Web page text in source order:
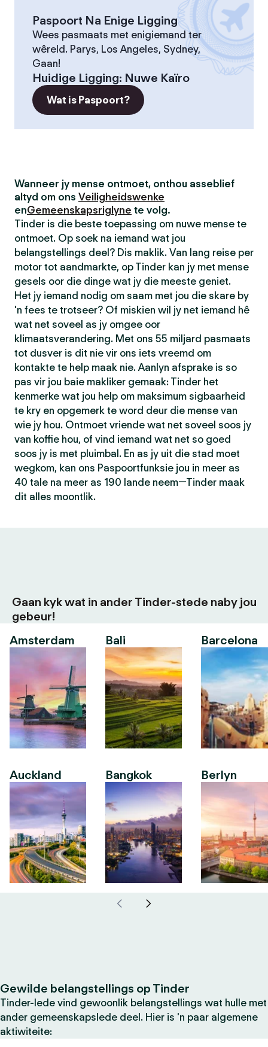
Paspoort Na Enige Ligging
Wees pasmaats met enigiemand ter
wêreld. Parys, Los Angeles, Sydney,
Gaan!
Huidige Ligging: Nuwe Kaïro
Wat is Paspoort?
Wanneer jy mense ontmoet, onthou asseblief
altyd om ons Veiligheidswenke
enGemeenskapsriglyne te volg.
Tinder is die beste toepassing om nuwe mense te
ontmoet. Op soek na iemand wat jou
belangstellings deel? Dis maklik. Van lang reise per
motor tot aandmarkte, op Tinder kan jy met mense
gesels oor die dinge wat jy die meeste geniet.
Het jy iemand nodig om saam met jou die skare by
'n fees te trotseer? Of miskien wil jy net iemand hê
wat net soveel as jy omgee oor
klimaatsverandering. Met ons 55 miljard pasmaats
tot dusver is dit nie vir ons iets vreemd om
kontakte te help maak nie. Aanlyn afsprake is so
pas vir jou baie makliker gemaak: Tinder het
kenmerke wat jou help om maksimum sigbaarheid
te kry en opgemerk te word deur die mense van
wie jy hou. Ontmoet vriende wat net soveel soos jy
van koffie hou, of vind iemand wat net so goed
soos jy is met pluimbal. En as jy uit die stad moet
wegkom, kan ons Paspoortfunksie jou in meer as
40 tale na meer as 190 lande neem—Tinder maak
dit alles moontlik.
Gaan kyk wat in ander Tinder-stede naby jou
gebeur!
Amsterdam
Auckland
Bali
Bangkok
Barcelona
Berlyn
Gewilde belangstellings op Tinder
Tinder-lede vind gewoonlik belangstellings wat hulle met
ander gemeenskapslede deel. Hier is 'n paar algemene
aktiwiteite: